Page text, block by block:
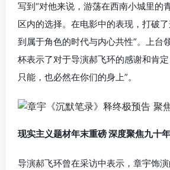
写到“对他来说，游荡在西南小城里的
区内的选择。在电影中的表现，打破
到属于角色的时代与内心共性”。上台
杯表示了对于导演郝飞环的感谢和肯
只能，也必然在你们的身上”。
现实主义题材年末重磅 深度聚焦九十
导演郝飞环曾在采访中表示，章宇饰